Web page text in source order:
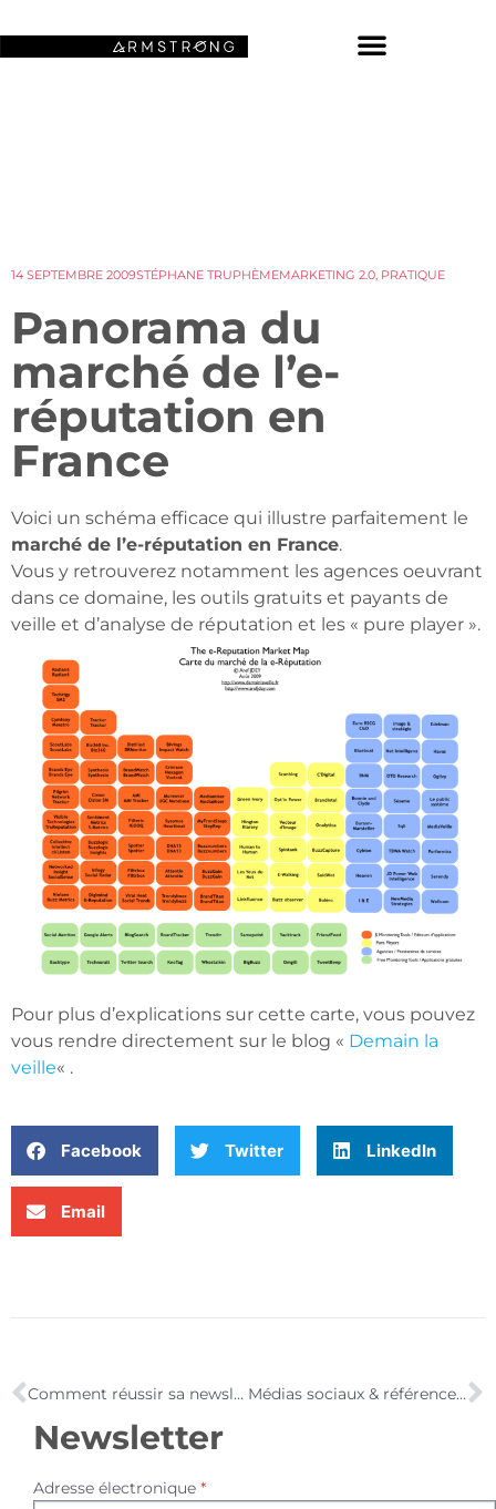
14 SEPTEMBRE 2009STÉPHANE TRUPHÈMEMARKETING 2.0, PRATIQUE
Panorama du
marché de l’e-
réputation en
France
Voici un schéma efficace qui illustre parfaitement le
marché de l’e-réputation en France.
Vous y retrouverez notamment les agences oeuvrant
dans ce domaine, les outils gratuits et payants de
veille et d’analyse de réputation et les « pure player ».
Pour plus d’explications sur cette carte, vous pouvez
vous rendre directement sur le blog « Demain la
veille« .
Facebook Twitter LinkedIn
Email
Comment réussir sa newsletter ? Médias sociaux & référencement : dopez votre présence en ligne – l’Atelier !
Newsletter
Adresse électronique *